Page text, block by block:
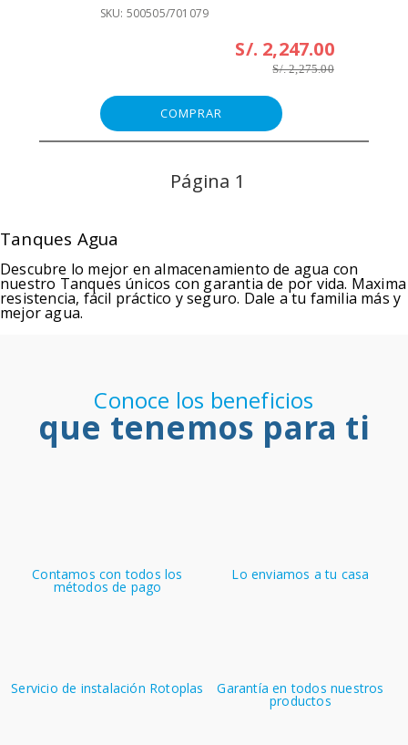
SKU: 500505/701079
S/. 2,275.00
S/. 2,247.00
COMPRAR
1
Tanques Agua
Descubre lo mejor en almacenamiento de agua con
nuestro Tanques únicos con garantia de por vida. Maxima
resistencia, fácil práctico y seguro. Dale a tu familia más y
mejor agua.
Conoce los beneficios
que tenemos para ti
Contamos con todos los
métodos de pago
Lo enviamos a tu casa
Servicio de instalación Rotoplas Garantía en todos nuestros
productos